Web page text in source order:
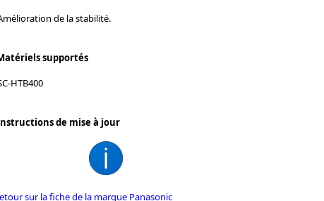
de la stabilité.
supportés
HTB400
de mise à jour
sur la fiche de la marque Panasonic